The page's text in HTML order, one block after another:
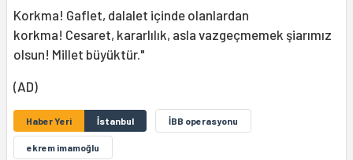
Korkma! Gaflet, dalalet içinde olanlardan
korkma! Cesaret, kararlılık, asla vazgeçmemek şiarımız
olsun! Millet büyüktür."
(AD)
Haber Yeri İstanbul İBB operasyonu
ekrem imamoğlu